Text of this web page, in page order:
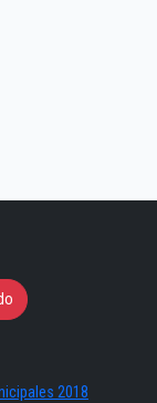
2018